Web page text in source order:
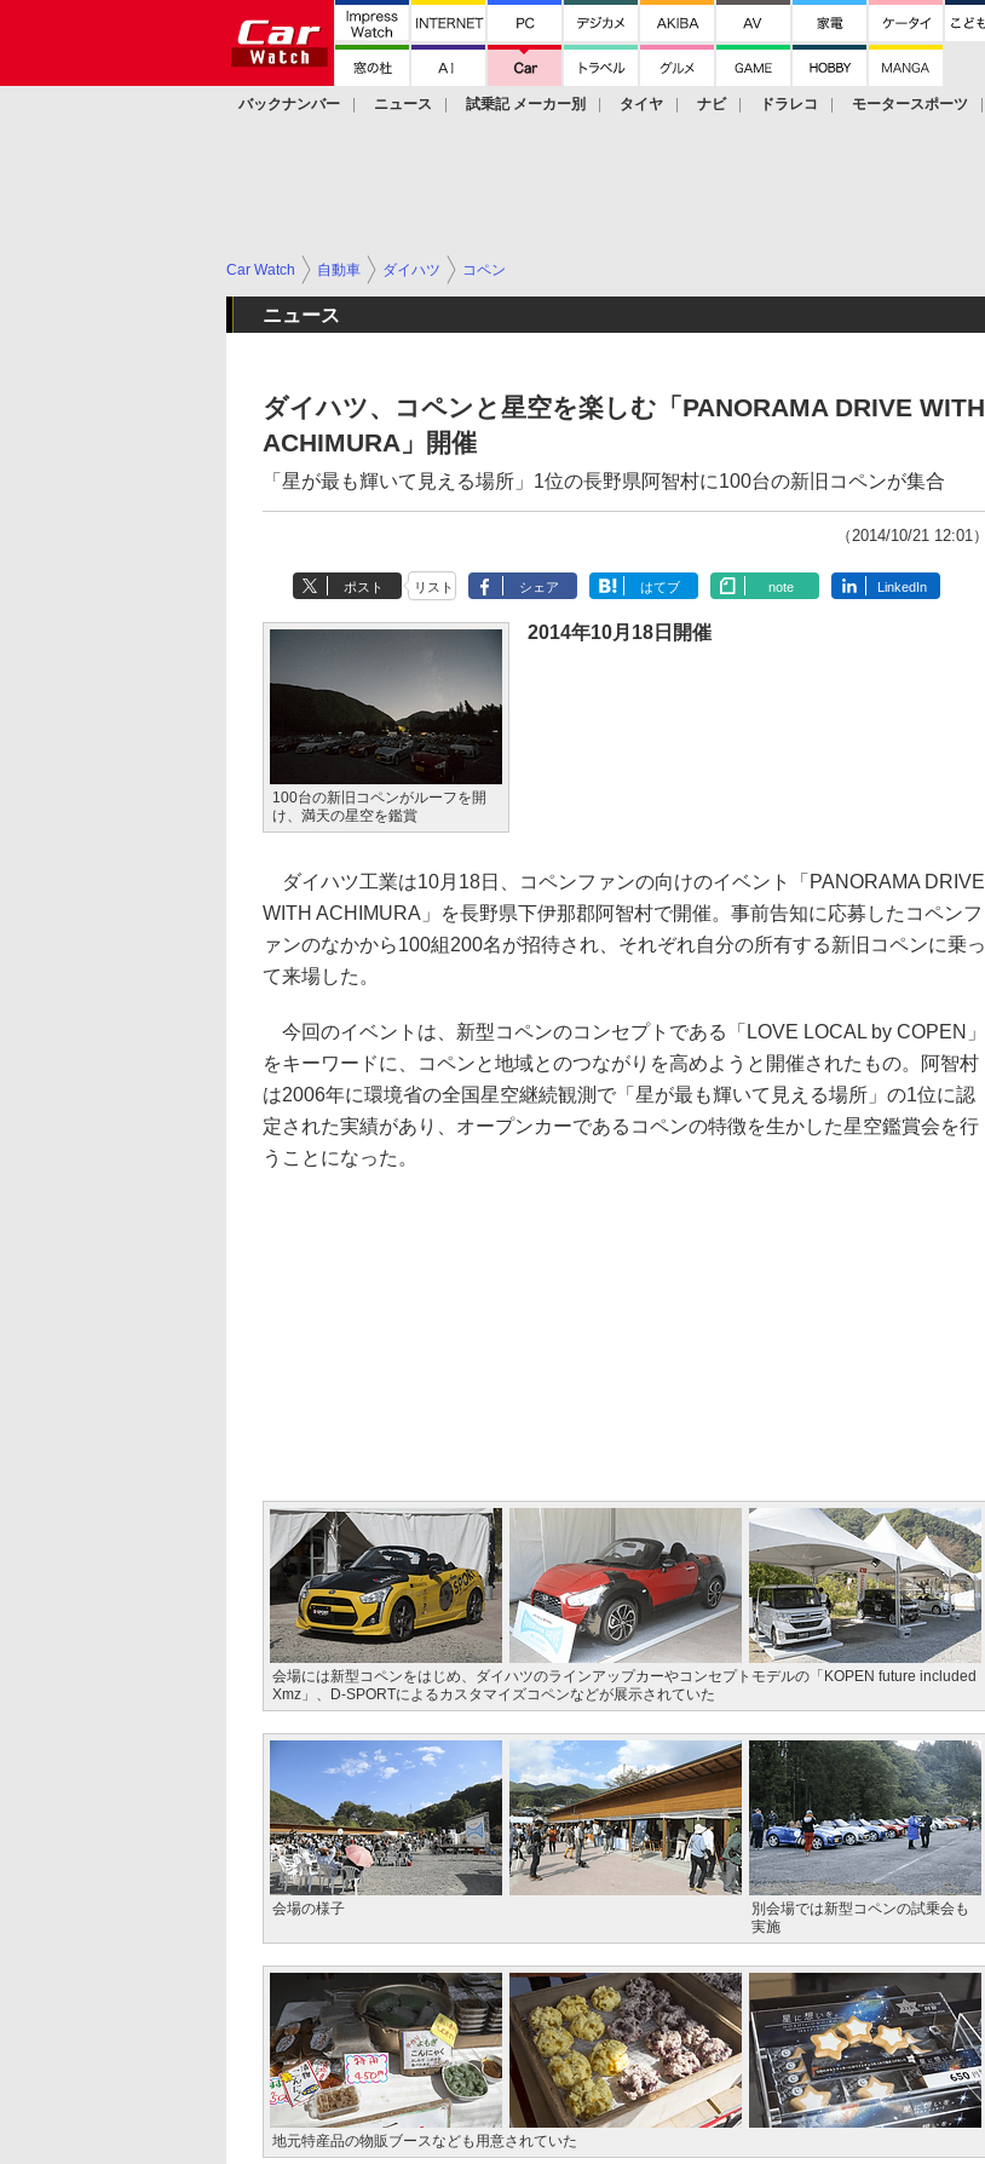
バックナンバー ニュース 試乗記 メーカー別 タイヤ ナビ ドラレコ モータースポーツ
Car Watch 自動車 ダイハツ コペン
ニュース
ダイハツ、コペンと星空を楽しむ「PANORAMA DRIVE WITH
ACHIMURA」開催
「星が最も輝いて見える場所」1位の長野県阿智村に100台の新旧コペンが集合
（2014/10/21 12:01）
ポスト リスト シェア はてブ note LinkedIn
100台の新旧コペンがルーフを開
け、満天の星空を鑑賞
2014年10月18日開催
ダイハツ工業は10月18日、コペンファンの向けのイベント「PANORAMA DRIVE
WITH ACHIMURA」を長野県下伊那郡阿智村で開催。事前告知に応募したコペンフ
ァンのなかから100組200名が招待され、それぞれ自分の所有する新旧コペンに乗っ
て来場した。
今回のイベントは、新型コペンのコンセプトである「LOVE LOCAL by COPEN」
をキーワードに、コペンと地域とのつながりを高めようと開催されたもの。阿智村
は2006年に環境省の全国星空継続観測で「星が最も輝いて見える場所」の1位に認
定された実績があり、オープンカーであるコペンの特徴を生かした星空鑑賞会を行
うことになった。
会場には新型コペンをはじめ、ダイハツのラインアップカーやコンセプトモデルの「KOPEN future included
Xmz」、D-SPORTによるカスタマイズコペンなどが展示されていた
会場の様子
別会場では新型コペンの試乗会も
実施
地元特産品の物販ブースなども用意されていた